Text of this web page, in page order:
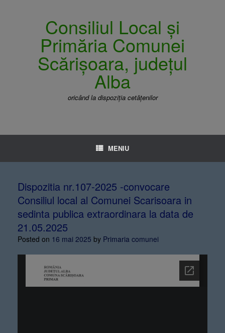
Consiliul Local și
Primăria Comunei
Scărișoara, județul
Alba
oricând la dispoziția cetățenilor
MENIU
Dispozitia nr.107-2025 -convocare
Consiliul local al Comunei Scarisoara in
sedinta publica extraordinara la data de
21.05.2025
Posted on 16 mai 2025 by Primaria comunei